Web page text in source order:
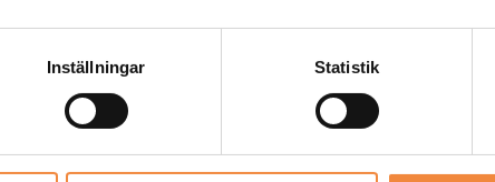
Inställningar Statistik